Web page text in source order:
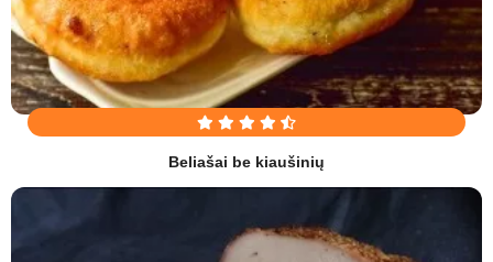
Beliašai be kiaušinių